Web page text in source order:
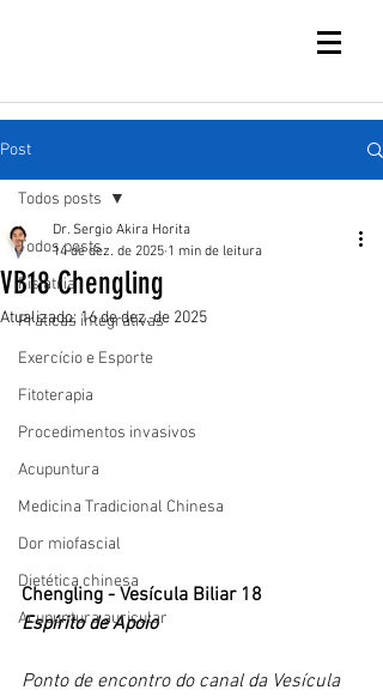
Post
Todos posts
Fisiatria
Práticas integrativas
Exercício e Esporte
Fitoterapia
Procedimentos invasivos
Acupuntura
Medicina Tradicional Chinesa
Dor miofascial
Dietética chinesa
Acupuntura auricular
Todos posts
VB18 Chengling
Dr. Sergio Akira Horita
14 de dez. de 2025 1 min de leitura
Atualizado: 16 de dez. de 2025
Chengling - Vesícula Biliar 18
Espírito de Apoio
Ponto de encontro do canal da Vesícula